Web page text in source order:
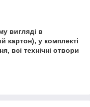
вигляді в
картон), у комплекті
всі технічні отвори